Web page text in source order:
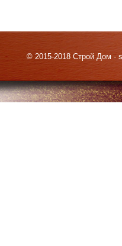
© 2015-2018 Строй Дом -